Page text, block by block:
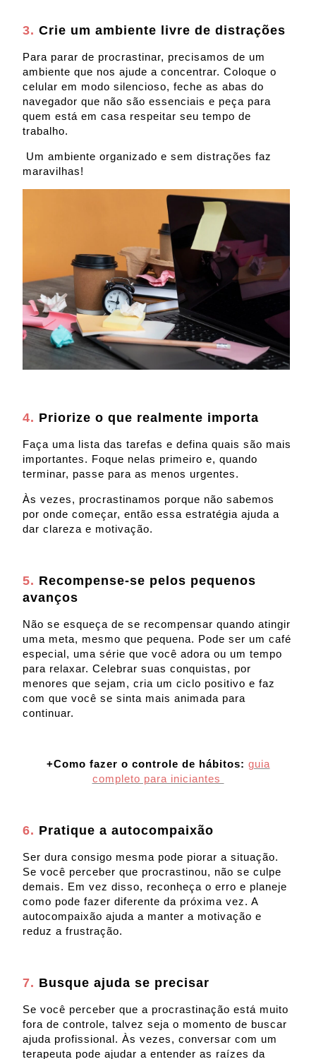
3. Crie um ambiente livre de distrações
Para parar de procrastinar, precisamos de um
ambiente que nos ajude a concentrar. Coloque o
celular em modo silencioso, feche as abas do
navegador que não são essenciais e peça para
quem está em casa respeitar seu tempo de
trabalho.
Um ambiente organizado e sem distrações faz
maravilhas!
4. Priorize o que realmente importa
Faça uma lista das tarefas e defina quais são mais
importantes. Foque nelas primeiro e, quando
terminar, passe para as menos urgentes.
Às vezes, procrastinamos porque não sabemos
por onde começar, então essa estratégia ajuda a
dar clareza e motivação.
5. Recompense-se pelos pequenos
avanços
Não se esqueça de se recompensar quando atingir
uma meta, mesmo que pequena. Pode ser um café
especial, uma série que você adora ou um tempo
para relaxar. Celebrar suas conquistas, por
menores que sejam, cria um ciclo positivo e faz
com que você se sinta mais animada para
continuar.
+Como fazer o controle de hábitos: guia
completo para iniciantes
6. Pratique a autocompaixão
Ser dura consigo mesma pode piorar a situação.
Se você perceber que procrastinou, não se culpe
demais. Em vez disso, reconheça o erro e planeje
como pode fazer diferente da próxima vez. A
autocompaixão ajuda a manter a motivação e
reduz a frustração.
7. Busque ajuda se precisar
Se você perceber que a procrastinação está muito
fora de controle, talvez seja o momento de buscar
ajuda profissional. Às vezes, conversar com um
terapeuta pode ajudar a entender as raízes da